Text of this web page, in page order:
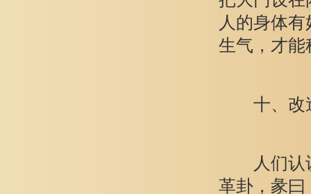
人的身体
生气，才能
十、改造
人们认识
革卦，彖曰